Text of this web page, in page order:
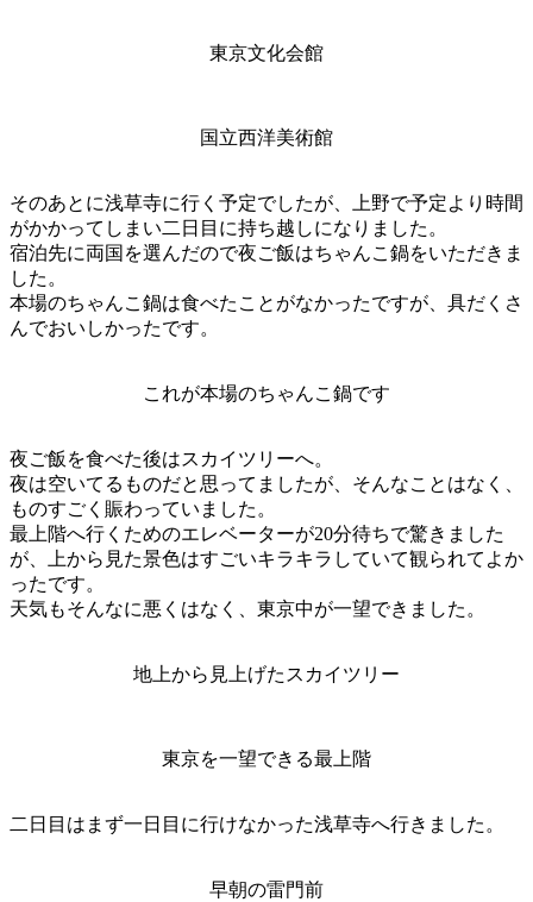
東京文化会館
国立西洋美術館
そのあとに浅草寺に行く予定でしたが、上野で予定より時間
がかかってしまい二日目に持ち越しになりました。
宿泊先に両国を選んだので夜ご飯はちゃんこ鍋をいただきま
した。
本場のちゃんこ鍋は食べたことがなかったですが、具だくさ
んでおいしかったです。
これが本場のちゃんこ鍋です
夜ご飯を食べた後はスカイツリーへ。
夜は空いてるものだと思ってましたが、そんなことはなく、
ものすごく賑わっていました。
最上階へ行くためのエレベーターが20分待ちで驚きました
が、上から見た景色はすごいキラキラしていて観られてよか
ったです。
天気もそんなに悪くはなく、東京中が一望できました。
地上から見上げたスカイツリー
東京を一望できる最上階
二日目はまず一日目に行けなかった浅草寺へ行きました。
早朝の雷門前